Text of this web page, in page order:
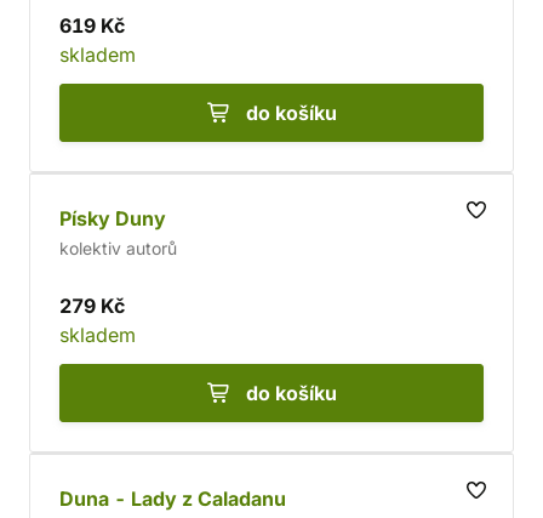
619 Kč
skladem
do košíku
Písky Duny
kolektiv autorů
279 Kč
skladem
do košíku
Duna - Lady z Caladanu